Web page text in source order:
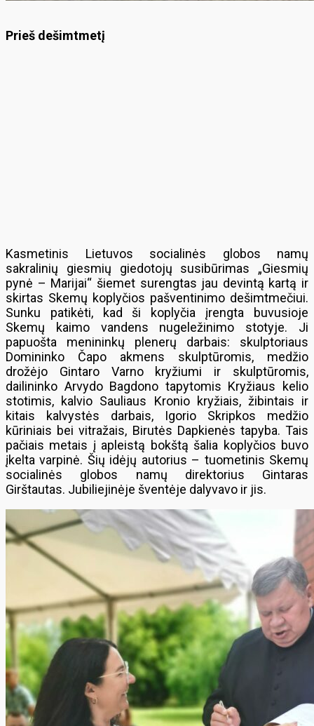
Prieš dešimtmetį
Kasmetinis Lietuvos socialinės globos namų
sakralinių giesmių giedotojų susibūrimas „Giesmių
pynė – Marijai“ šiemet surengtas jau devintą kartą ir
skirtas Skemų koplyčios pašventinimo dešimtmečiui.
Sunku patikėti, kad ši koplyčia įrengta buvusioje
Skemų kaimo vandens nugeležinimo stotyje. Ji
papuošta menininkų plenerų darbais: skulptoriaus
Domininko Čapo akmens skulptūromis, medžio
drožėjo Gintaro Varno kryžiumi ir skulptūromis,
dailininko Arvydo Bagdono tapytomis Kryžiaus kelio
stotimis, kalvio Sauliaus Kronio kryžiais, žibintais ir
kitais kalvystės darbais, Igorio Skripkos medžio
kūriniais bei vitražais, Birutės Dapkienės tapyba. Tais
pačiais metais į apleistą bokštą šalia koplyčios buvo
įkelta varpinė. Šių idėjų autorius – tuometinis Skemų
socialinės globos namų direktorius Gintaras
Girštautas. Jubiliejinėje šventėje dalyvavo ir jis.